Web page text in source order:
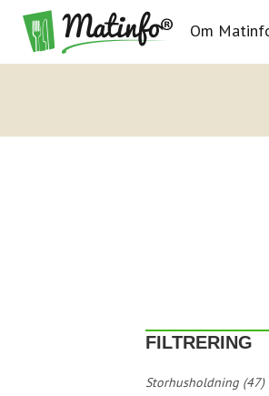
Navigasjon
Om
FILTRERING
Storhusholdning (47)